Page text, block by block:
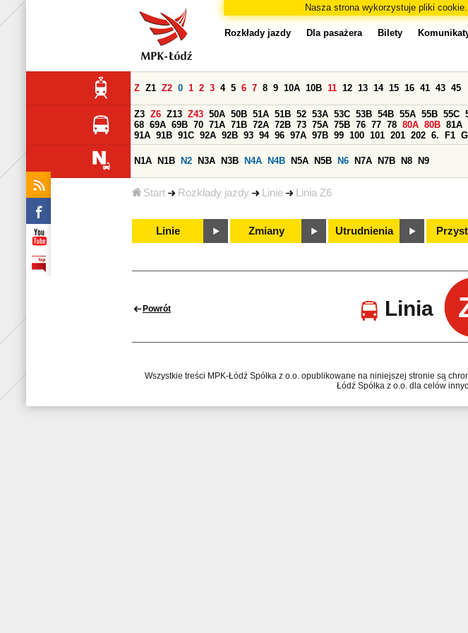
Nasza strona wykorzystuje pliki
Start Rozkłady jazdy Linie Linia Z6
Rozkłady jazdy Dla pasażera Bilety
Z Z1 Z2 0 1 2 3 4 5 6 7 8 9 10A 10B 11 12 13 14 15 16 41 43 45
Z3 Z6 Z13 Z43 50A 50B 51A 51B 52 53A 53C 53B 54B 55A 55B 55C
68 69A 69B 70 71A 71B 72A 72B 73 75A 75B 76 77 78 80A 80B 81A
91A 91B 91C 92A 92B 93 94 96 97A 97B 99 100 101 201 202 6. F1
N1A N1B N2 N3A N3B N4A N4B N5A N5B N6 N7A N7B N8 N9
Linie Zmiany Utrudnienia
Powrót Linia
Wszystkie treści MPK-Łódź Spółka z o.o. opublikowane na niniejszej stronie są
Łódź Spółka z o.o. dla celów